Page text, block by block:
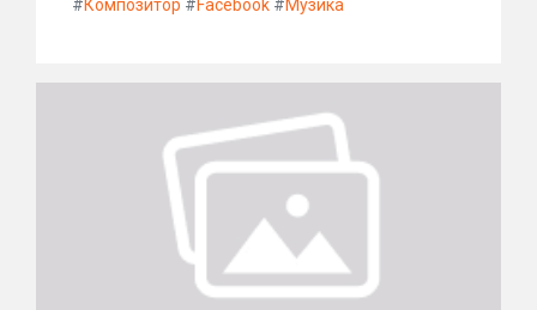
#Композитор #Facebook #Музика